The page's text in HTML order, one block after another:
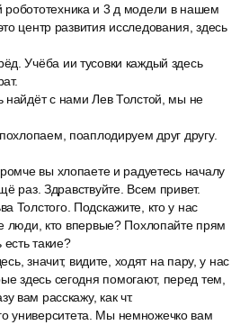
робототехника и 3 д модели в нашем
центр развития исследования, здесь
Учёба ии тусовки каждый здесь
найдёт с нами Лев Толстой, мы не
поаплодируем друг другу.
вы хлопаете и радуетесь началу
раз. Здравствуйте. Всем привет.
Толстого. Подскажите, кто у нас
люди, кто впервые? Похлопайте прям
такие?
значит, видите, ходят на пару, у нас
здесь сегодня помогают, перед тем,
вам расскажу, как чт.
университета. Мы немножечко вам